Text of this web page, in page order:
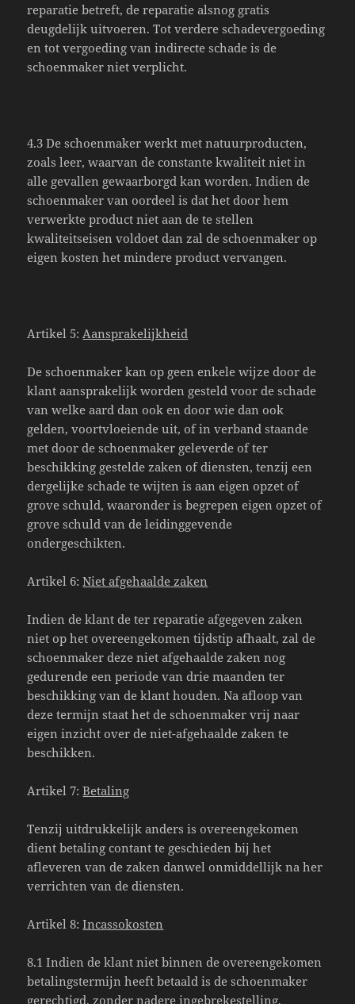
reparatie betreft, de reparatie alsnog gratis
deugdelijk uitvoeren. Tot verdere schadevergoeding
en tot vergoeding van indirecte schade is de
schoenmaker niet verplicht.
4.3 De schoenmaker werkt met natuurproducten,
zoals leer, waarvan de constante kwaliteit niet in
alle gevallen gewaarborgd kan worden. Indien de
schoenmaker van oordeel is dat het door hem
verwerkte product niet aan de te stellen
kwaliteitseisen voldoet dan zal de schoenmaker op
eigen kosten het mindere product vervangen.
Artikel 5:Aansprakelijkheid
De schoenmaker kan op geen enkele wijze door de
klant aansprakelijk worden gesteld voor de schade
van welke aard dan ook en door wie dan ook
gelden, voortvloeiende uit, of in verband staande
met door de schoenmaker geleverde of ter
beschikking gestelde zaken of diensten, tenzij een
dergelijke schade te wijten is aan eigen opzet of
grove schuld, waaronder is begrepen eigen opzet of
grove schuld van de leidinggevende
ondergeschikten.
Artikel 6:Niet afgehaalde zaken
Indien de klant de ter reparatie afgegeven zaken
niet op het overeengekomen tijdstip afhaalt, zal de
schoenmaker deze niet afgehaalde zaken nog
gedurende een periode van drie maanden ter
beschikking van de klant houden. Na afloop van
deze termijn staat het de schoenmaker vrij naar
eigen inzicht over de niet-afgehaalde zaken te
beschikken.
Artikel 7:Betaling
Tenzij uitdrukkelijk anders is overeengekomen
dient betaling contant te geschieden bij het
afleveren van de zaken danwel onmiddellijk na her
verrichten van de diensten.
Artikel 8:Incassokosten
8.1 Indien de klant niet binnen de overeengekomen
betalingstermijn heeft betaald is de schoenmaker
gerechtigd, zonder nadere ingebrekestelling,